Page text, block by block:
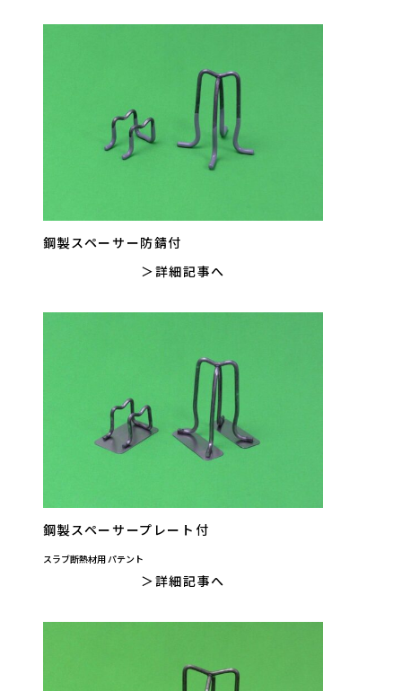
鋼製スペーサー防錆付
詳細記事へ
鋼製スペーサープレート付
スラブ断熱材用 パテント
詳細記事へ